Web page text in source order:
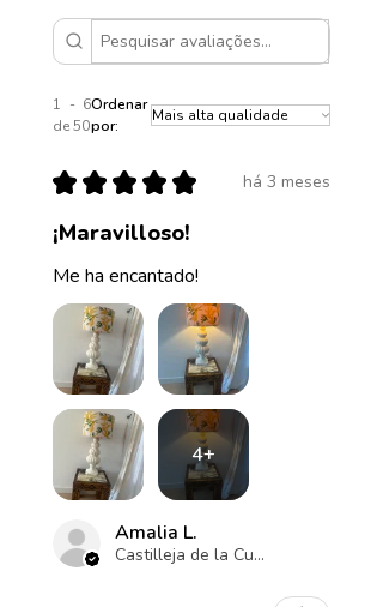
1 - 6
de 50
Ordenar
por:
★ ★ ★ ★ ★ há 3 meses
¡Maravilloso!
Me ha encantado!
4+
Amalia L.
Castilleja de la Cuesta , ES-AN